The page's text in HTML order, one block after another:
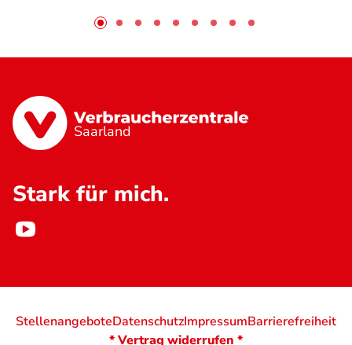
Saarland
Stark für mich.
StellenangeboteDatenschutzImpressumBarrierefreiheit
* Vertrag widerrufen *